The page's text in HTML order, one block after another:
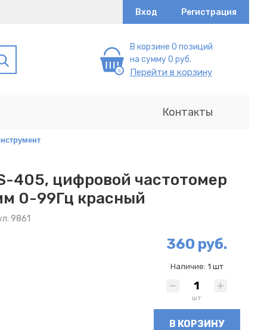
Вход Регистрация
В корзине 0 позиций
на сумму 0 руб.
Перейти в корзину
Контакты
405, цифровой частотомер
0-99Гц красный
9861
360 руб.
Наличие: 1 шт
шт
В КОРЗИНУ